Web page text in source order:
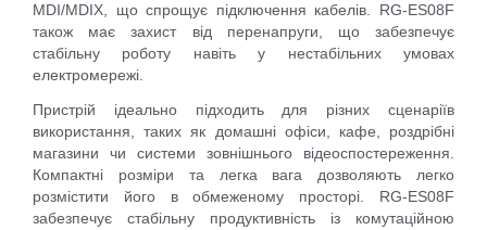
MDI/MDIX, що спрощує підключення кабелів. RG-ES08F
також має захист від перенапруги, що забезпечує
стабільну роботу навіть у нестабільних умовах
електромережі.
Пристрій ідеально підходить для різних сценаріїв
використання, таких як домашні офіси, кафе, роздрібні
магазини чи системи зовнішнього відеоспостереження.
Компактні розміри та легка вага дозволяють легко
розмістити його в обмеженому просторі. RG-ES08F
забезпечує стабільну продуктивність із комутаційною